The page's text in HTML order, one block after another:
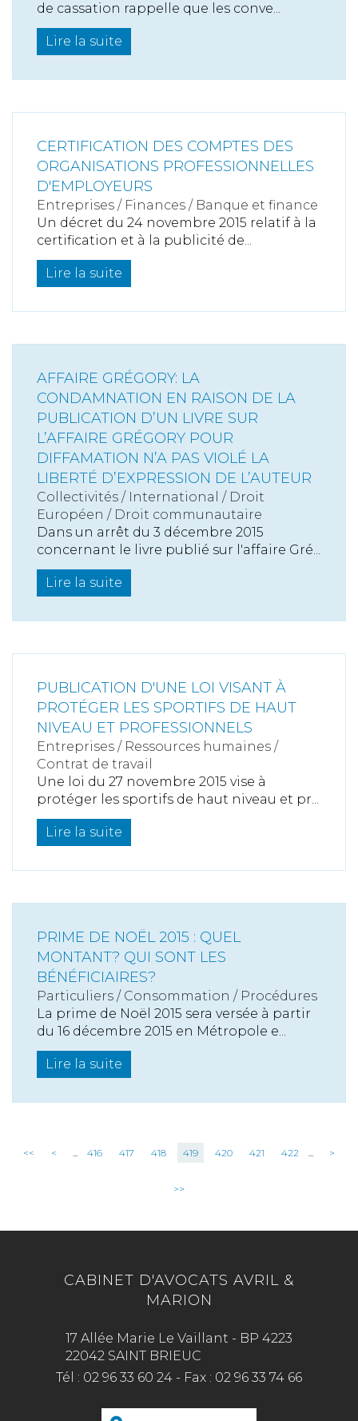
de cassation rappelle que les conve...
Lire la suite
CERTIFICATION DES COMPTES DES
ORGANISATIONS PROFESSIONNELLES
D'EMPLOYEURS
Entreprises / Finances / Banque et finance
Un décret du 24 novembre 2015 relatif à la
certification et à la publicité de...
Lire la suite
AFFAIRE GRÉGORY: LA
CONDAMNATION EN RAISON DE LA
PUBLICATION D’UN LIVRE SUR
L’AFFAIRE GRÉGORY POUR
DIFFAMATION N’A PAS VIOLÉ LA
LIBERTÉ D’EXPRESSION DE L’AUTEUR
Collectivités / International / Droit
Européen / Droit communautaire
Dans un arrêt du 3 décembre 2015
concernant le livre publié sur l'affaire Gré...
Lire la suite
PUBLICATION D'UNE LOI VISANT À
PROTÉGER LES SPORTIFS DE HAUT
NIVEAU ET PROFESSIONNELS
Entreprises / Ressources humaines /
Contrat de travail
Une loi du 27 novembre 2015 vise à
protéger les sportifs de haut niveau et pr...
Lire la suite
PRIME DE NOËL 2015 : QUEL
MONTANT? QUI SONT LES
BÉNÉFICIAIRES?
Particuliers / Consommation / Procédures
La prime de Noël 2015 sera versée à partir
du 16 décembre 2015 en Métropole e...
Lire la suite
<< < ... 416 417 418 419 420 421 422 ... >
>>
CABINET D'AVOCATS AVRIL &
MARION
17 Allée Marie Le Vaillant - BP 4223
22042 SAINT BRIEUC
Tél : 02 96 33 60 24 - Fax : 02 96 33 74 66